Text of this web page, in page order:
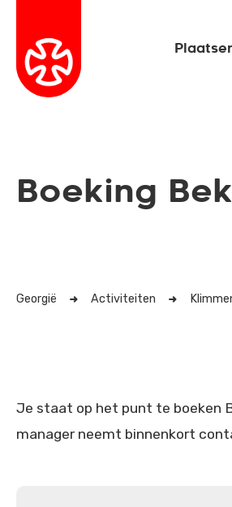
Boeking
Georgië Activiteiten
Je staat op het punt te boeken
manager neemt binnenkort